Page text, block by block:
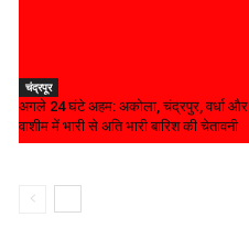
चंद्रपूर
अगले 24 घंटे अहम: अकोला, चंद्रपुर, वर्धा और
वाशीम में भारी से अति भारी बारिश की चेतावनी